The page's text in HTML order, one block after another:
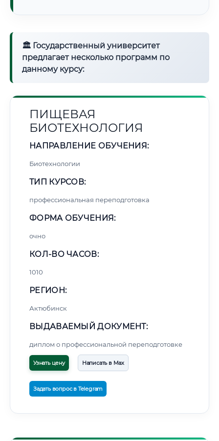
🏛 Государственный университет
предлагает несколько программ по
данному курсу:
ПИЩЕВАЯ
БИОТЕХНОЛОГИЯ
НАПРАВЛЕНИЕ ОБУЧЕНИЯ:
Биотехнологии
ТИП КУРСОВ:
профессиональная переподготовка
ФОРМА ОБУЧЕНИЯ:
очно
КОЛ-ВО ЧАСОВ:
1010
РЕГИОН:
Актюбинск
ВЫДАВАЕМЫЙ ДОКУМЕНТ:
диплом о профессиональной переподготовке
Узнать цену Написать в Max
Задать вопрос в Telegram